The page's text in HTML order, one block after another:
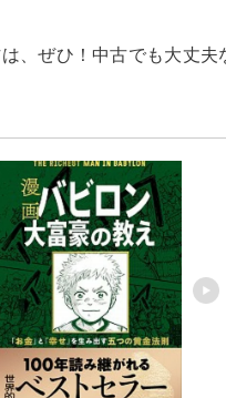
、ぜひ！中古でも大丈夫